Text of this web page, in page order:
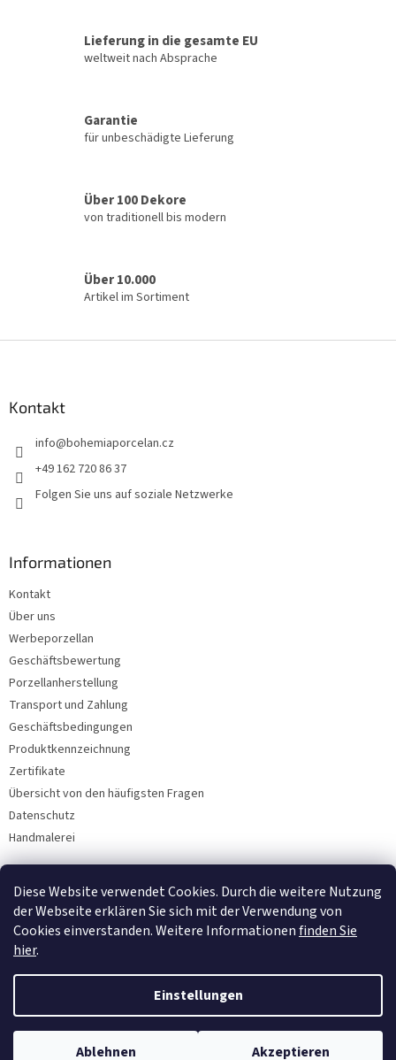
Diese Website verwendet Cookies. Durch die weitere Nutzung
der Webseite erklären Sie sich mit der Verwendung von
Cookies einverstanden. Weitere Informationenfinden Sie
hier.
Einstellungen
Ablehnen Akzeptieren
u
e
m
d
e
Lieferung in die gesamte EU
weltweit nach Absprache
Garantie
für unbeschädigte Lieferung
Über 100 Dekore
von traditionell bis modern
Über 10.000
Artikel im Sortiment
Kontakt
info@bohemiaporcelan.cz
+49 162 720 86 37
Folgen Sie uns auf soziale Netzwerke
Informationen
Kontakt
Über uns
Werbeporzellan
Geschäftsbewertung
Porzellanherstellung
Transport und Zahlung
Geschäftsbedingungen
Produktkennzeichnung
Zertifikate
Übersicht von den häufigsten Fragen
Datenschutz
Handmalerei
Facebook
Copyright 2026Bohemia Porzellan 1987 . Alle Rechte vorbehalten.